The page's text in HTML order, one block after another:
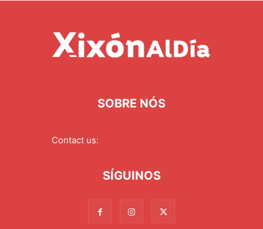
SOBRE NÓS
Contact us:
SÍGUINOS